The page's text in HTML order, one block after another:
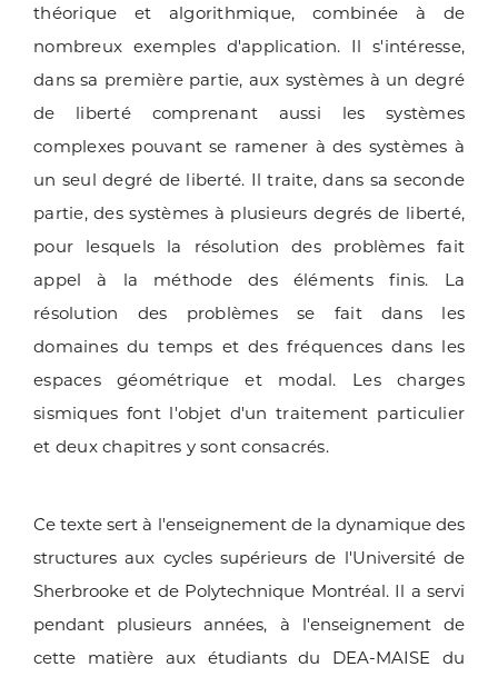
théorique et algorithmique, combinée à de
nombreux exemples d'application. Il s'intéresse,
dans sa première partie, aux systèmes à un degré
de liberté comprenant aussi les systèmes
complexes pouvant se ramener à des systèmes à
un seul degré de liberté. Il traite, dans sa seconde
partie, des systèmes à plusieurs degrés de liberté,
pour lesquels la résolution des problèmes fait
appel à la méthode des éléments finis. La
résolution des problèmes se fait dans les
domaines du temps et des fréquences dans les
espaces géométrique et modal. Les charges
sismiques font l'objet d'un traitement particulier
et deux chapitres y sont consacrés.
Ce texte sert à l'enseignement de la dynamique des
structures aux cycles supérieurs de l'Université de
Sherbrooke et de Polytechnique Montréal. Il a servi
pendant plusieurs années, à l'enseignement de
cette matière aux étudiants du DEA-MAISE du